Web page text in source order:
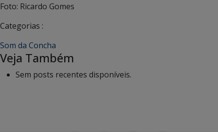
Foto: Ricardo Gomes
Categorias :
Som da Concha
Veja Também
Sem posts recentes disponíveis.